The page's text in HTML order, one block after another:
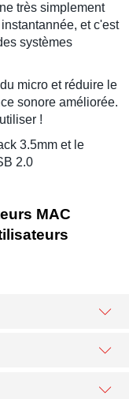
très simplement
et c'est
systèmes
micro et réduire le
sonore améliorée.
!
3.5mm et le
2.0
MAC